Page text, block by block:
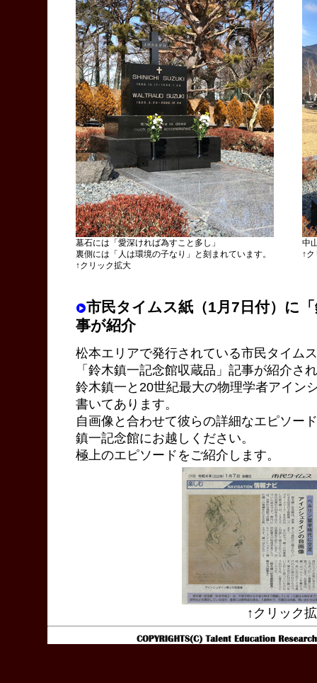
墓石には「愛深ければ為すこと多し」
裏側には「人は環境の子なり」と刻まれています。
↑クリック拡大
中
↑
市民タイムス紙（1月7日付）に
事が紹介
松本エリアで発行されている市民タイム
「鈴木鎮一記念館収蔵品」記事が紹介さ
鈴木鎮一と20世紀最大の物理学者アイン
書いてあります。
自画像と合わせて彼らの詳細なエピソー
鎮一記念館にお越しください。
極上のエピソードをご紹介します。
↑クリック